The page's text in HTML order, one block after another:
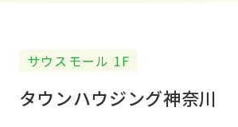
サウスモール 1F
タウンハウジング神奈川